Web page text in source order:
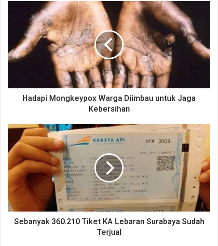
Hadapi Mongkeypox Warga Diimbau untuk Jaga
Kebersihan
Sebanyak 360.210 Tiket KA Lebaran Surabaya Sudah
Terjual